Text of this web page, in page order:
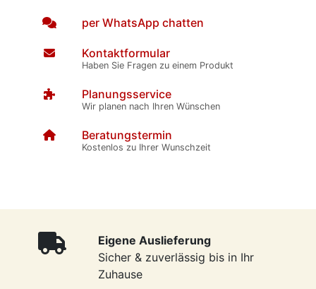
per WhatsApp chatten
Kontaktformular
Haben Sie Fragen zu einem Produkt
Planungsservice
Wir planen nach Ihren Wünschen
Beratungstermin
Kostenlos zu Ihrer Wunschzeit
Eigene Auslieferung
Sicher & zuverlässig bis in Ihr
Zuhause